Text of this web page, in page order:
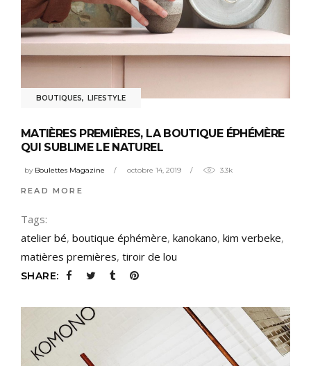
BOUTIQUES, LIFESTYLE
MATIÈRES PREMIÈRES, LA BOUTIQUE ÉPHÉMÈRE
QUI SUBLIME LE NATUREL
by Boulettes Magazine octobre 14, 2019 3.3k
READ MORE
Tags:
atelier bé, boutique éphémère, kanokano, kim verbeke,
matières premières, tiroir de lou
SHARE: